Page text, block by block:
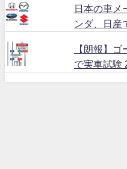
日本の車メ
ンダ、日産
【朗報】
で実車試験